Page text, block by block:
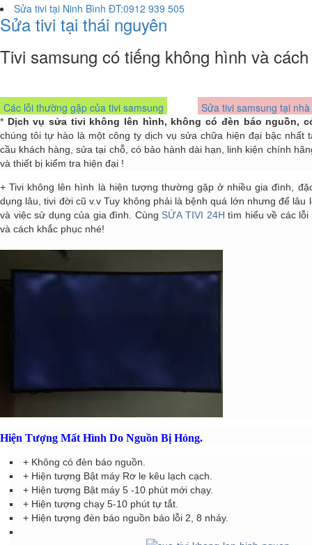
Sửa tivi tại Ninh Bình ĐT:0912 939 505
Sửa tivi tại thái nguyên
Tivi samsung có tiếng không hình và
Các lỗi thường gặp của tivi samsung Sửa tivi samsung tại nhà
* Dịch vụ sửa tivi không lên hình, không có đèn báo nguồn,
chúng tôi tự hào là một công ty dịch vụ sửa chữa hiện đại bậc nhất
cầu khách hàng, sửa tại chỗ, có bảo hành dài hạn, linh kiện chính
và thiết bị kiểm tra hiện đại !
+ Tivi không lên hình là hiện tượng thường gặp ở nhiều gia đình,
dụng lâu, tivi đời cũ v.v Tuy không phải là bệnh quá lớn nhưng để
và việc sử dụng của gia đình. Cùng SỬA TIVI 24Htìm hiểu về các
và cách khắc phục nhé!
Hiện Tượng Mất Hình Do Nguồn Bị Hỏng.
+ Không có đèn báo nguồn.
+ Hiện tượng Bật máy Rơ le kêu lạch cạch.
+ Hiện tượng Bật máy 5 -10 phút mới chạy.
+ Hiện tượng chạy 5-10 phút tự tắt.
+ Hiện tượng đèn báo nguồn báo lỗi 2, 8 nháy.